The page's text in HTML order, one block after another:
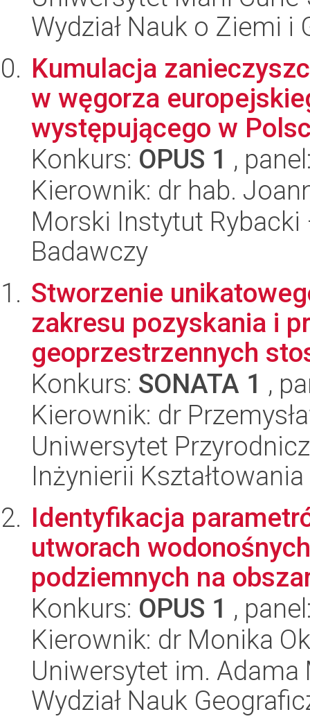
Wydział Nauk o Ziemi
Kumulacja
w węgorza
występującego w
Konkurs: OPUS 1 ,
Kierownik: dr hab.
Morski Instytut
Badawczy
Stworzenie
zakresu pozyskania i
geoprzestrzennych
Konkurs: SONATA 1 ,
Kierownik: dr
Uniwersytet
Inżynierii
Identyfikacja
utworach
podziemnych na
Konkurs: OPUS 1 ,
Kierownik: dr Monika
Uniwersytet im.
Wydział Nauk